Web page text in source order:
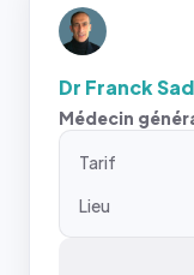
Dr Franck
Médecin
Tarif
Lieu